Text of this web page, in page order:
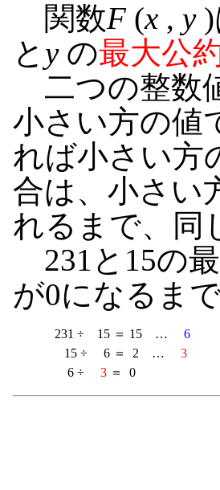
関数F (x , y )
と y の最大公
二つの整数
小さい方の値
れば小さい方
合は、小さい
れるまで、同
231と15の
が0になるま
231 ÷　15 ＝ 15　… 6
15 ÷　 6 ＝  2　… 3
6 ÷ 3 ＝  0